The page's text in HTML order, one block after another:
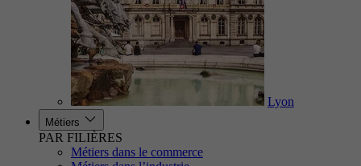
Lyon
Métiers
PAR FILIÈRES
Métiers dans le commerce